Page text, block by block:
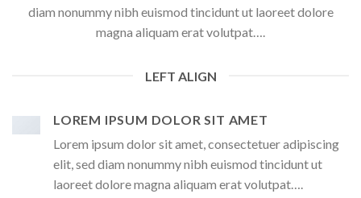
diam nonummy nibh euismod tincidunt ut laoreet dolore
magna aliquam erat volutpat….
LEFT ALIGN
LOREM IPSUM DOLOR SIT AMET
Lorem ipsum dolor sit amet, consectetuer adipiscing
elit, sed diam nonummy nibh euismod tincidunt ut
laoreet dolore magna aliquam erat volutpat….